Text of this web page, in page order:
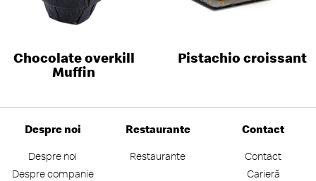
Chocolate overkill
Muffin
Pistachio croissant
Despre noi
Despre noi
Despre companie
Restaurante
Restaurante
Contact
Contact
Carieră